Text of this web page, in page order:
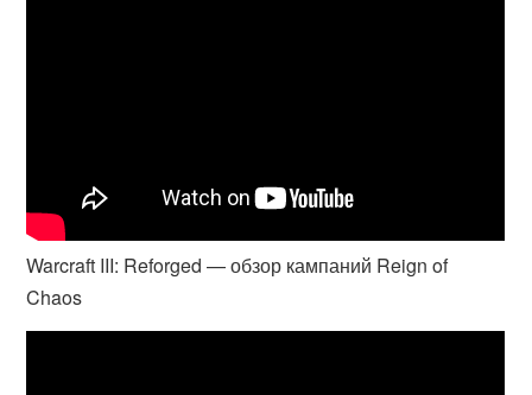
Warcraft III: Reforged — обзор кампаний Reign of
Chaos